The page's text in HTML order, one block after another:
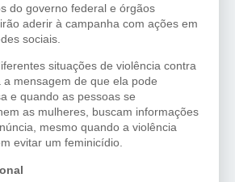
do governo federal e órgãos
aderir à campanha com ações em
sociais.
situações de violência contra
a mensagem de que ela pode
e quando as pessoas se
as mulheres, buscam informações
mesmo quando a violência
evitar um feminicídio.